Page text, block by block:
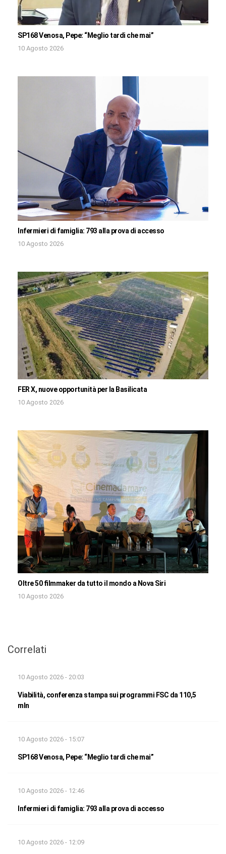
SP168 Venosa, Pepe: “Meglio tardi che mai”
10 Agosto 2026
Infermieri di famiglia: 793 alla prova di accesso
10 Agosto 2026
FER X, nuove opportunità per la Basilicata
10 Agosto 2026
Oltre 50 filmmaker da tutto il mondo a Nova Siri
10 Agosto 2026
Correlati
10 Agosto 2026 - 20:03
Viabilità, conferenza stampa sui programmi FSC da 110,5
mln
10 Agosto 2026 - 15:07
SP168 Venosa, Pepe: “Meglio tardi che mai”
10 Agosto 2026 - 12:46
Infermieri di famiglia: 793 alla prova di accesso
10 Agosto 2026 - 12:09